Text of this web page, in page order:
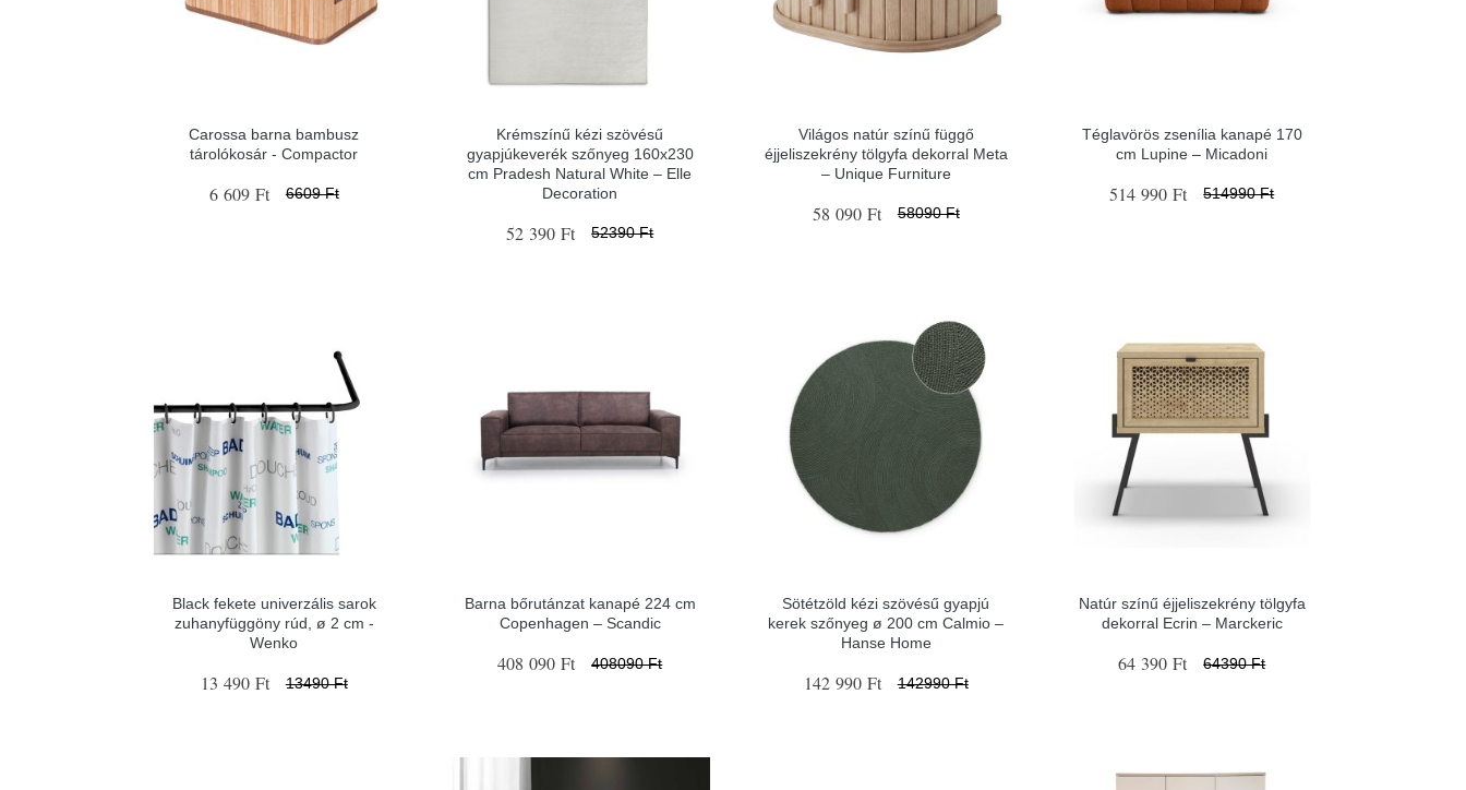
Carossa barna bambusz
tárolókosár - Compactor
6 609 Ft 6609 Ft
Krémszínű kézi szövésű
gyapjúkeverék szőnyeg 160x230
cm Pradesh Natural White – Elle
Decoration
52 390 Ft 52390 Ft
Világos natúr színű függő
éjjeliszekrény tölgyfa dekorral Meta
– Unique Furniture
58 090 Ft 58090 Ft
Téglavörös zsenília kanapé 170
cm Lupine – Micadoni
514 990 Ft 514990 Ft
Black fekete univerzális sarok
zuhanyfüggöny rúd, ø 2 cm -
Wenko
13 490 Ft 13490 Ft
Barna bőrutánzat kanapé 224 cm
Copenhagen – Scandic
408 090 Ft 408090 Ft
Sötétzöld kézi szövésű gyapjú
kerek szőnyeg ø 200 cm Calmio –
Hanse Home
142 990 Ft 142990 Ft
Natúr színű éjjeliszekrény tölgyfa
dekorral Ecrin – Marckeric
64 390 Ft 64390 Ft